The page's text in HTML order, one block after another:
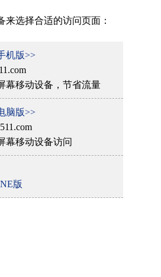
来选择合适的访问页面：
机版>>
幕移动设备，节省流量
脑版>>
幕移动设备访问
版